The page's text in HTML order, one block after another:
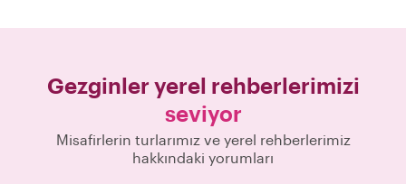
Gezginler yerel rehberlerimizi
seviyor
Misafirlerin turlarımız ve yerel rehberlerimiz
hakkındaki yorumları